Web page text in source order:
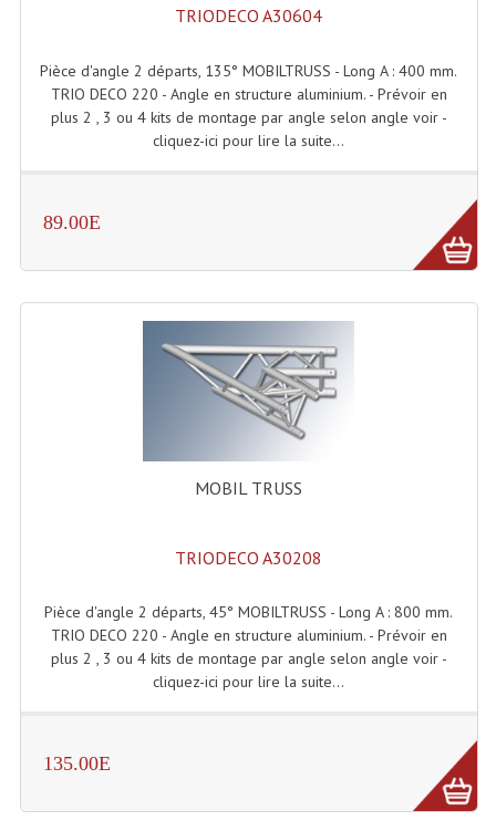
Haut Parleurs Sono
Filtres Passifs
Lecteurs Audio & Sources
Platines Disque Vinyles
Lecteurs Cd À Plats
Lecteurs Cd À Plats Lecteur MP3
Lecteurs Double Cd Mixage Intégrée
Minidisc
Digital Package Et Logiciel
TRIODECO A30604
Pièce d'angle 2 départs, 135° MOBILTRUSS - Long A : 400 mm.
TRIO DECO 220 - Angle en structure aluminium. - Prévoir en
plus 2 , 3 ou 4 kits de montage par angle selon angle voir -
cliquez-ici pour lire la suite...
89.00E
MOBIL TRUSS
TRIODECO A30208
Pièce d'angle 2 départs, 45° MOBILTRUSS - Long A : 800 mm.
TRIO DECO 220 - Angle en structure aluminium. - Prévoir en
plus 2 , 3 ou 4 kits de montage par angle selon angle voir -
cliquez-ici pour lire la suite...
135.00E